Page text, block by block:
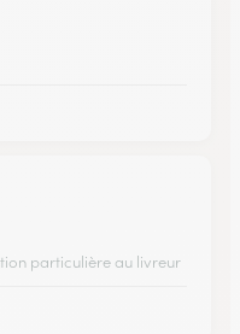
particulière au livreur